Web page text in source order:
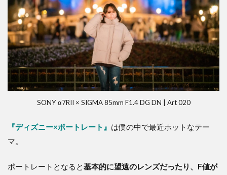
SONY α7RII × SIGMA 85mm F1.4 DG DN | Art 020
『ディズニー×ポートレート』 は僕の中で最近ホットなテー
マ。
ポートレートとなると基本的に望遠のレンズだったり、F値が